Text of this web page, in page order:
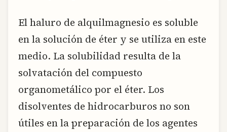
El haluro de alquilmagnesio es soluble
en la solución de éter y se utiliza en este
medio. La solubilidad resulta de la
solvatación del compuesto
organometálico por el éter. Los
disolventes de hidrocarburos no son
útiles en la preparación de los agentes